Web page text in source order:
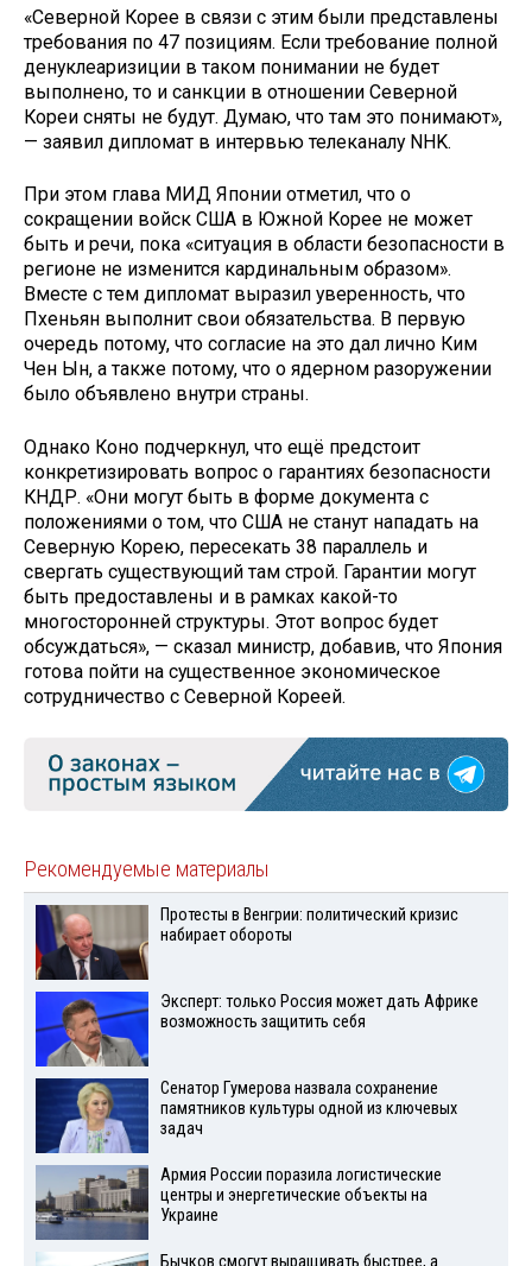
«Северной Корее в связи с этим были представлены
требования по 47 позициям. Если требование полной
денуклеаризиции в таком понимании не будет
выполнено, то и санкции в отношении Северной
Кореи сняты не будут. Думаю, что там это понимают»,
— заявил дипломат в интервью телеканалу NHK.
При этом глава МИД Японии отметил, что о
сокращении войск США в Южной Корее не может
быть и речи, пока «ситуация в области безопасности в
регионе не изменится кардинальным образом».
Вместе с тем дипломат выразил уверенность, что
Пхеньян выполнит свои обязательства. В первую
очередь потому, что согласие на это дал лично Ким
Чен Ын, а также потому, что о ядерном разоружении
было объявлено внутри страны.
Однако Коно подчеркнул, что ещё предстоит
конкретизировать вопрос о гарантиях безопасности
КНДР. «Они могут быть в форме документа с
положениями о том, что США не станут нападать на
Северную Корею, пересекать 38 параллель и
свергать существующий там строй. Гарантии могут
быть предоставлены и в рамках какой-то
многосторонней структуры. Этот вопрос будет
обсуждаться», — сказал министр, добавив, что Япония
готова пойти на существенное экономическое
сотрудничество с Северной Кореей.
Рекомендуемые материалы
Протесты в Венгрии: политический кризис
набирает обороты
Эксперт: только Россия может дать Африке
возможность защитить себя
Сенатор Гумерова назвала сохранение
памятников культуры одной из ключевых
задач
Армия России поразила логистические
центры и энергетические объекты на
Украине
Бычков смогут выращивать быстрее, а